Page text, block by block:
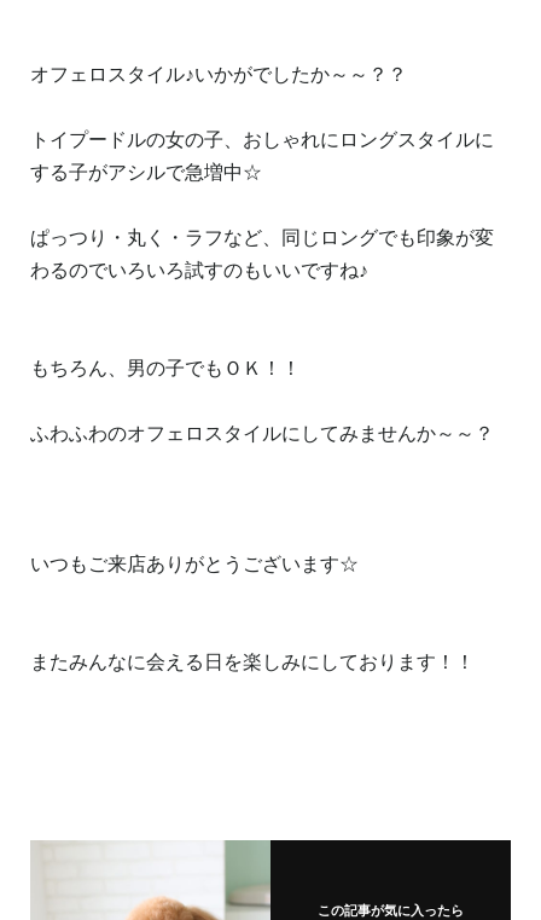
オフェロスタイル♪いかがでしたか～～？？
トイプードルの女の子、おしゃれにロングスタイルに
する子がアシルで急増中☆
ぱっつり・丸く・ラフなど、同じロングでも印象が変
わるのでいろいろ試すのもいいですね♪
もちろん、男の子でもＯＫ！！
ふわふわのオフェロスタイルにしてみませんか～～？
いつもご来店ありがとうございます☆
またみんなに会える日を楽しみにしております！！
この記事が気に入ったら